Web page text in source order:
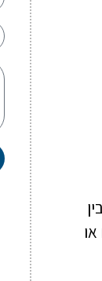
"עידן וצוות G.R.E, מצאנו
על